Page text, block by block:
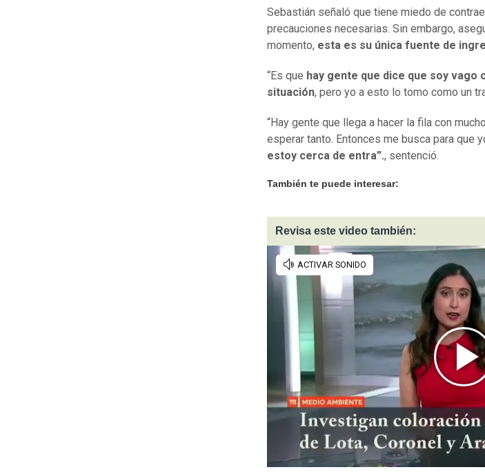
Sebastián señaló que tiene miedo de
precauciones necesarias. Sin embargo,
momento, esta es su única fuente de
“Es que hay gente que dice que soy vago
situación, pero yo a esto lo tomo como un
“Hay gente que llega a hacer la fila con
esperar tanto. Entonces me busca para que
estoy cerca de entra”., sentenció.
También te puede interesar:
Revisa este video también: